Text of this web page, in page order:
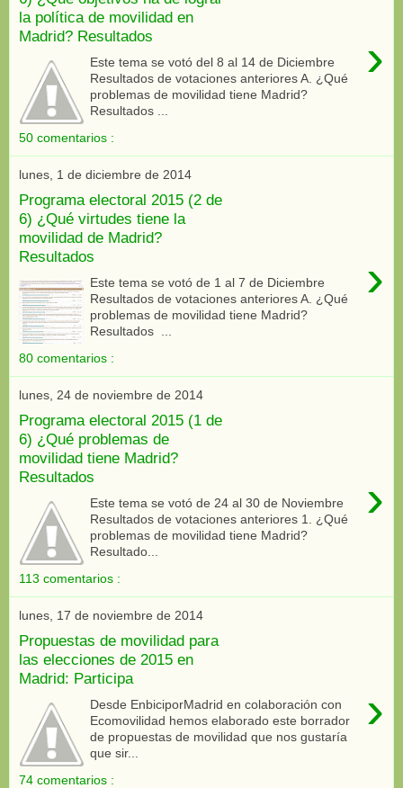
la política de movilidad en
Madrid? Resultados
›
Este tema se votó del 8 al 14 de Diciembre
Resultados de votaciones anteriores A. ¿Qué
problemas de movilidad tiene Madrid?
Resultados ...
50 comentarios :
lunes, 1 de diciembre de 2014
Programa electoral 2015 (2 de
6) ¿Qué virtudes tiene la
movilidad de Madrid?
Resultados
›
Este tema se votó de 1 al 7 de Diciembre
Resultados de votaciones anteriores A. ¿Qué
problemas de movilidad tiene Madrid?
Resultados ...
80 comentarios :
lunes, 24 de noviembre de 2014
Programa electoral 2015 (1 de
6) ¿Qué problemas de
movilidad tiene Madrid?
Resultados
›
Este tema se votó de 24 al 30 de Noviembre
Resultados de votaciones anteriores 1. ¿Qué
problemas de movilidad tiene Madrid?
Resultado...
113 comentarios :
lunes, 17 de noviembre de 2014
Propuestas de movilidad para
las elecciones de 2015 en
Madrid: Participa
›
Desde EnbiciporMadrid en colaboración con
Ecomovilidad hemos elaborado este borrador
de propuestas de movilidad que nos gustaría
que sir...
74 comentarios :